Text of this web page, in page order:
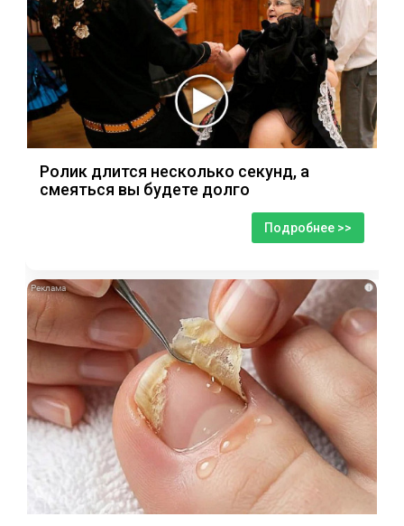
Ролик длится несколько секунд, а
смеяться вы будете долго
Подробнее >>
i